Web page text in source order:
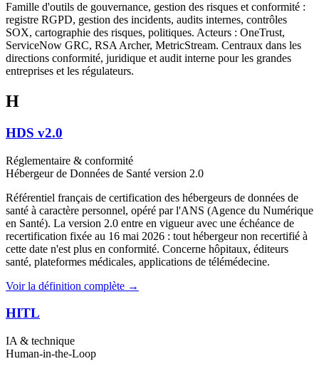
Famille d'outils de gouvernance, gestion des risques et conformité :
registre RGPD, gestion des incidents, audits internes, contrôles
SOX, cartographie des risques, politiques. Acteurs : OneTrust,
ServiceNow GRC, RSA Archer, MetricStream. Centraux dans les
directions conformité, juridique et audit interne pour les grandes
entreprises et les régulateurs.
H
HDS v2.0
Réglementaire & conformité
Hébergeur de Données de Santé version 2.0
Référentiel français de certification des hébergeurs de données de
santé à caractère personnel, opéré par l'ANS (Agence du Numérique
en Santé). La version 2.0 entre en vigueur avec une échéance de
recertification fixée au 16 mai 2026 : tout hébergeur non recertifié à
cette date n'est plus en conformité. Concerne hôpitaux, éditeurs
santé, plateformes médicales, applications de télémédecine.
Voir la définition complète →
HITL
IA & technique
Human-in-the-Loop